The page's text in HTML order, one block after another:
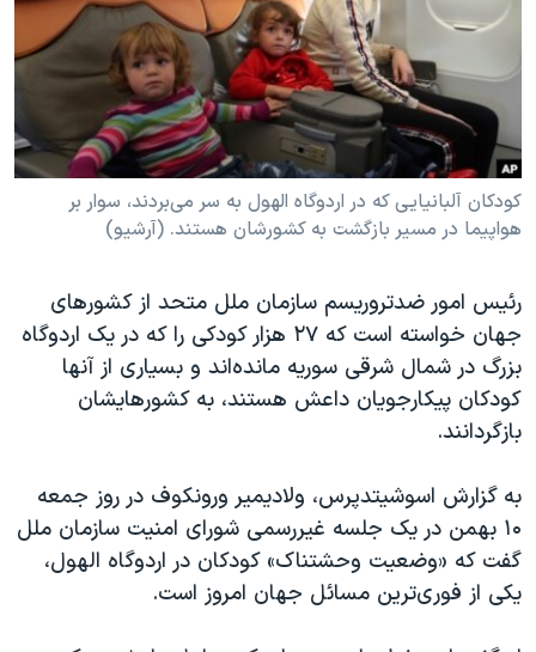
فرهنگ و زندگی
حقوق شهروندی
اقتصادی
علم و فناوری
اسرائیل در جنگ
گالری عکس
مستندها
انتخابات ریاست جمهوری آمریکا ۲۰۲۴
حمله جمهوری اسلامی به اسرائیل
رمز مهسا
ورزش زنان در ایران
اعتراضات زن، زندگی، آزادی
تریبونال مردمی آبان ۹۸
دادگاه حمید نوری
چهل سال گروگان‌گیری
اعتراضات مردمی آبان ۹۸
اسرائیل در جنگ
نرگس محمدی برنده جایزه نوبل صلح
دنبال کنید
زبانهای مختلف
کودکان آلبانیایی که در اردوگاه الهول به سر می‌بردند، سوار بر
هواپیما در مسیر بازگشت به کشورشان هستند. (آرشیو)
رئیس امور ضدتروریسم سازمان ملل متحد از کشورهای
جهان خواسته است که ۲۷ هزار کودکی را که در یک اردوگاه
بزرگ در شمال شرقی سوریه مانده‌اند و بسیاری از آنها
کودکان پیکارجویان داعش هستند، به کشورهایشان
بازگردانند.
به گزارش اسوشیتدپرس، ولادیمیر ورونکوف در روز جمعه
۱۰ بهمن در یک جلسه غیررسمی شورای امنیت سازمان ملل
گفت که «وضعیت وحشتناک» کودکان در اردوگاه الهول،
یکی از فوری‌ترین مسائل جهان امروز است.